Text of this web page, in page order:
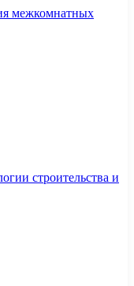
межкомнатных
строительства и